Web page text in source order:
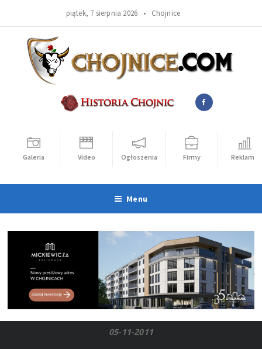
piątek, 7 sierpnia 2026 • Chojnice
Galeria Video Ogłoszenia Firmy Reklama
Menu
05-11-2011